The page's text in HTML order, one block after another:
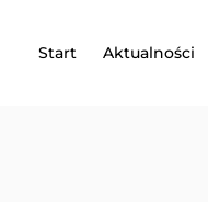
Start Aktualności